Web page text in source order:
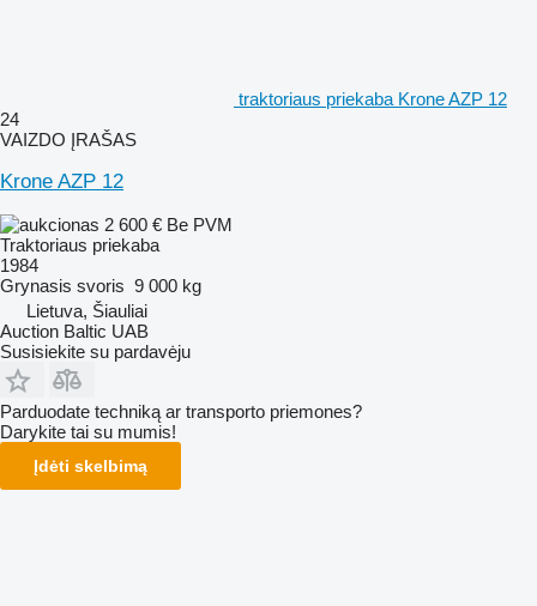
traktoriaus priekaba Krone AZP 12
24
VAIZDO ĮRAŠAS
Krone AZP 12
2 600 € Be PVM
Traktoriaus priekaba
1984
Grynasis svoris 9 000 kg
Lietuva, Šiauliai
Auction Baltic UAB
Susisiekite su pardavėju
Parduodate techniką ar transporto priemones?
Darykite tai su mumis!
Įdėti skelbimą